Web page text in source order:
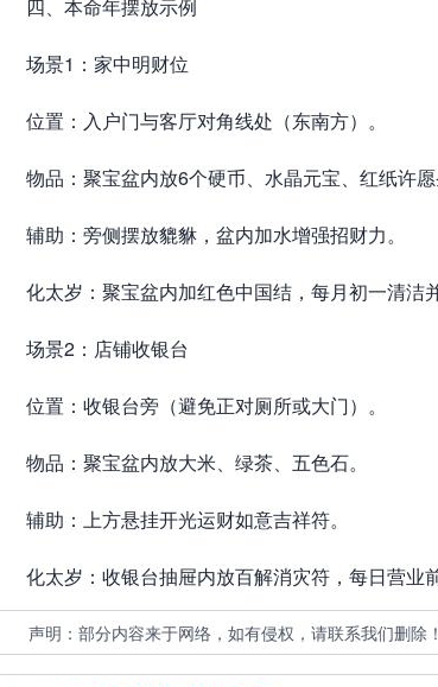
四、本命年摆放示例
场景1：家中明财位
位置：入户门与客厅对角线处（东南方）。
物品：聚宝盆内放6个硬币、水晶元宝、红纸许愿
辅助：旁侧摆放貔貅，盆内加水增强招财力。
化太岁：聚宝盆内加红色中国结，每月初一清洁并
场景2：店铺收银台
位置：收银台旁（避免正对厕所或大门）。
物品：聚宝盆内放大米、绿茶、五色石。
辅助：上方悬挂开光运财如意吉祥符。
化太岁：收银台抽屉内放百解消灾符，每日营业前
声明：部分内容来于网络，如有侵权，请联系我们删除